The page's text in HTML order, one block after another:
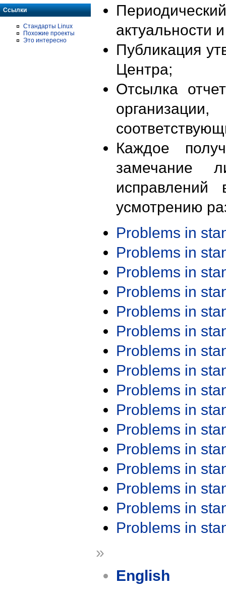
Ссылки
Стандарты Linux
Похожие проекты
Это интересно
актуальности
Публикация
Центра;
Отсылка
Каждое
замечание
исправлений
усмотрению
Problems in
Problems in
Problems in
Problems in
Problems in
Problems in
Problems in
Problems in
Problems in
Problems in
Problems in
Problems in
Problems in
Problems in
Problems in
Problems in
»
English